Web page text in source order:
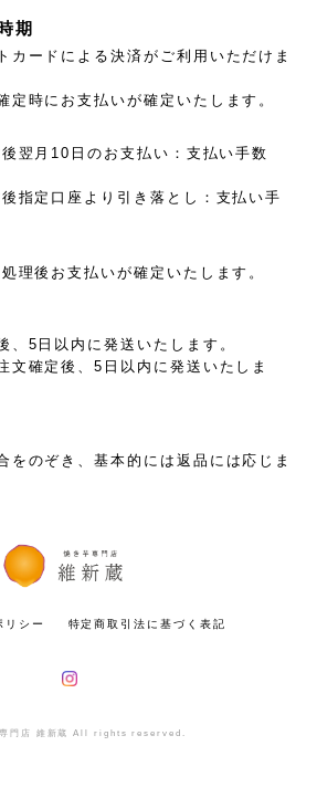
期
カードによる決済がご利用いただけま
定時にお支払いが確定いたします。
翌月10日のお支払い：支払い手数
指定口座より引き落とし：支払い手
理後お支払いが確定いたします。
、5日以内に発送いたします。
文確定後、5日以内に発送いたしま
をのぞき、基本的には返品には応じま
リシー 特定商取引法に基づく表記
門店 維新蔵 All rights reserved.